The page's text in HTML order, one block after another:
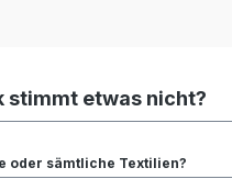
stimmt etwas nicht?
oder sämtliche Textilien?